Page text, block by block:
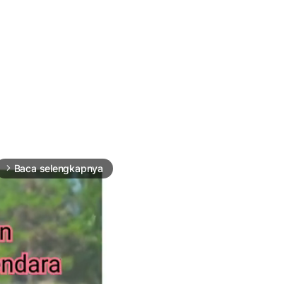
arrow_forward_ios Baca selengkapnya